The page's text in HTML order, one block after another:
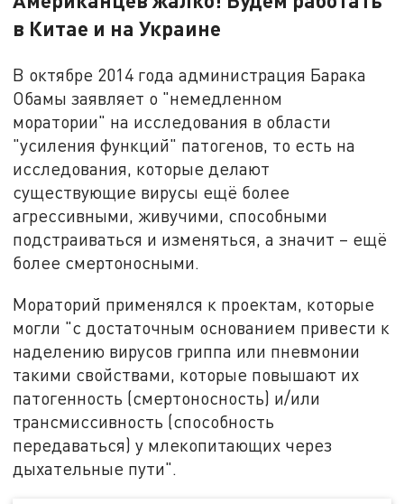
в Китае и на Украине
В октябре 2014 года администрация Барака
Обамы заявляет о "немедленном
моратории" на исследования в области
"усиления функций" патогенов, то есть на
исследования, которые делают
существующие вирусы ещё более
агрессивными, живучими, способными
подстраиваться и изменяться, а значит – ещё
более смертоносными.
Мораторий применялся к проектам, которые
могли "с достаточным основанием привести к
наделению вирусов гриппа или пневмонии
такими свойствами, которые повышают их
патогенность (смертоносность) и/или
трансмиссивность (способность
передаваться) у млекопитающих через
дыхательные пути".